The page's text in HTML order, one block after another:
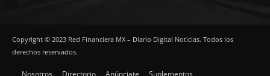
Copyright © 2023 Red Financiera MX – Diario Digital Noticias. Todos los
derechos reservados.
Nosotros Directorio Anúnciate Suplementos